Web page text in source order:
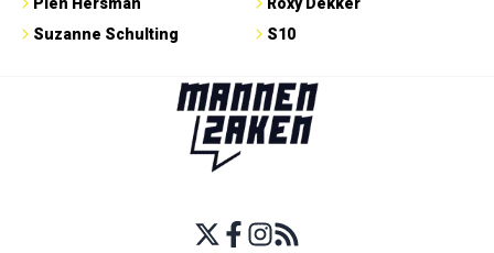
Suzanne Schulting
S10